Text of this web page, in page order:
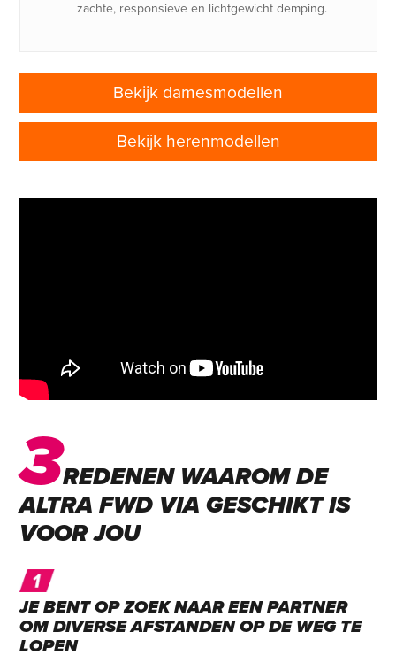
zachte, responsieve en lichtgewicht demping.
Bekijk damesmodellen
Bekijk herenmodellen
3REDENEN WAAROM DE
ALTRA FWD VIA GESCHIKT IS
VOOR JOU
JE BENT OP ZOEK NAAR EEN PARTNER
OM DIVERSE AFSTANDEN OP DE WEG TE
LOPEN